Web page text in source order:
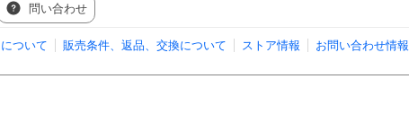
問い合わせ
ついて 販売条件、返品、交換について ストア情報 お問い合わせ情報